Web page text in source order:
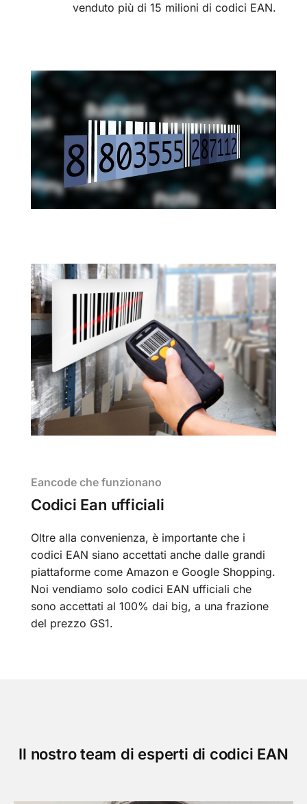
venduto più di 15 milioni di codici EAN.
Eancode che funzionano
Codici Ean ufficiali
Oltre alla convenienza, è importante che i
codici EAN siano accettati anche dalle grandi
piattaforme come Amazon e Google Shopping.
Noi vendiamo solo codici EAN ufficiali che
sono accettati al 100% dai big, a una frazione
del prezzo GS1.
Il nostro team di esperti di codici EAN